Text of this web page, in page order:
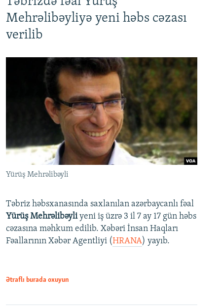
Mehrəlibəyliyə yeni həbs cəzası
verilib
Yürüş Mehrəlibəyli
Təbriz həbsxanasında saxlanılan azərbaycanlı fəal
Yürüş Mehrəlibəyliyeni iş üzrə 3 il 7 ay 17 gün həbs
cəzasına məhkum edilib. Xəbəri İnsan Haqları
Fəallarının Xəbər Agentliyi (HRANA) yayıb.
Ətraflı burada oxuyun